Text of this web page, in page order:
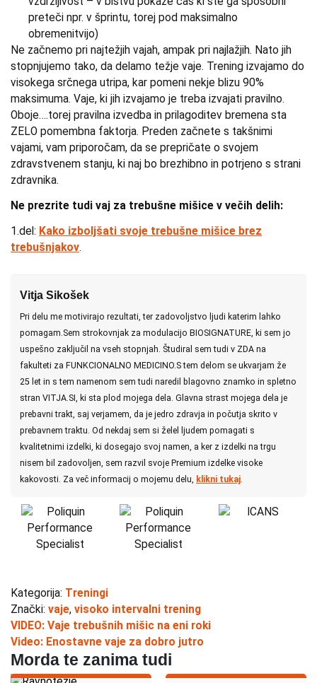
preteči npr. v šprintu, torej pod maksimalno
obremenitvijo)
Ne začnemo pri najtežjih vajah, ampak pri najlažjih. Nato jih
stopnjujemo tako, da delamo težje vaje. Trening izvajamo do
visokega srčnega utripa, kar pomeni nekje blizu 90%
maksimuma. Vaje, ki jih izvajamo je treba izvajati pravilno.
Oboje….torej pravilna izvedba in prilagoditev bremena sta
ZELO pomembna faktorja. Preden začnete s takšnimi
vajami, vam priporočam, da se prepričate o svojem
zdravstvenem stanju, ki naj bo brezhibno in potrjeno s strani
zdravnika.
Ne prezrite tudi vaj za trebušne mišice v večih delih:
1.del: Kako izboljšati svoje trebušne mišice brez
trebušnjakov.
Vitja Sikošek
Pri delu me motivirajo rezultati, ter zadovoljstvo ljudi katerim lahko
pomagam.Sem strokovnjak za modulacijo BIOSIGNATURE, ki sem jo
uspešno zaključil na vseh stopnjah. Študiral sem tudi v ZDA na
fakulteti za FUNKCIONALNO MEDICINO.S tem delom se ukvarjam že
25 let in s tem namenom sem tudi naredil blagovno znamko in spletno
stran VITJA.SI, ki sta plod mojega dela. Glavna strast mojega dela je
prebavni trakt, saj verjamem, da je jedro zdravja in počutja skrito v
prebavnem traktu. Od nekdaj sem si želel ljudem pomagati s
kvalitetnimi izdelki, ki dosegajo svoj namen, a ker z izdelki na trgu
nisem bil zadovoljen, sem razvil svoje Premium izdelke visoke
kakovosti. Za več informacij o mojemu delu,
klikni tukaj
Kategorija: Treningi
Znački: vaje, visoko intervalni trening
VIDEO: Vaje trebušnih mišic na eni roki
Video: Enostavne vaje za dobro jutro
Morda te zanima tudi